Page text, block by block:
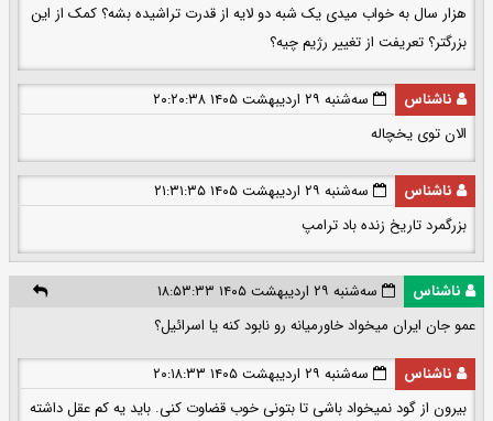
هزار سال به خواب میدی یک شبه دو لایه از قدرت تراشیده بشه؟ کمک از این
بزرگتر؟ تعریفت از تغییر رژیم چیه؟
ناشناس
سه‌شنبه ۲۹ اردیبهشت ۱۴۰۵ ۲۰:۲۰:۳۸
الان توی یخچاله
ناشناس
سه‌شنبه ۲۹ اردیبهشت ۱۴۰۵ ۲۱:۳۱:۳۵
بزرگمرد تاریخ زنده باد ترامپ
ناشناس
سه‌شنبه ۲۹ اردیبهشت ۱۴۰۵ ۱۸:۵۳:۳۳
عمو جان ایران میخواد خاورمیانه رو نابود کنه یا اسرائیل؟
ناشناس
سه‌شنبه ۲۹ اردیبهشت ۱۴۰۵ ۲۰:۱۸:۳۳
بیرون از گود نمیخواد باشی تا بتونی خوب قضاوت کنی. باید یه کم عقل داشته